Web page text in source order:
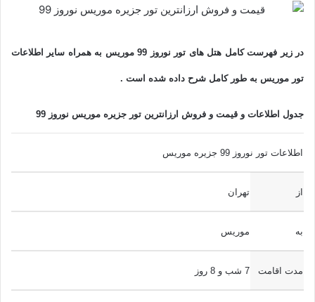
در زیر فهرست کامل هتل های تور نوروز 99 موریس به همراه سایر اطلاعات
تور موریس به طور کامل شرح داده شده است .
جدول اطلاعات و قیمت و فروش ارزانترین تور جزیره موریس نوروز 99
اطلاعات تور نوروز 99 جزیره موریس
از تهران
به موریس
مدت اقامت 7 شب و 8 روز